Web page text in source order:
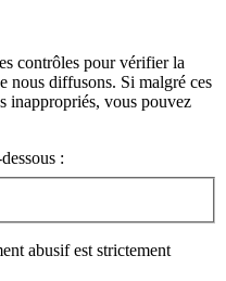
contrôles pour vérifier la
nous diffusons. Si malgré ces
inappropriés, vous pouvez
:
abusif est strictement